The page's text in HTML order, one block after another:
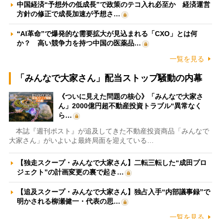
中国経済“予想外の低成長”で政策のテコ入れ必至か 経済運営
方針の修正で成長加速が予想さ…
“AI革命”で爆発的な需要拡大が見込まれる「CXO」とは何
か？ 高い競争力を持つ中国の医薬品…
一覧を見る
「みんなで大家さん」配当ストップ騒動の内幕
《ついに見えた問題の核心》「みんなで大家さ
ん」2000億円超不動産投資トラブル“異常なく
ら…
本誌『週刊ポスト』が追及してきた不動産投資商品「みんなで
大家さん」がいよいよ最終局面を迎えている…
【独走スクープ・みんなで大家さん】二転三転した“成田プロ
ジェクト”の計画変更の裏で起き…
【追及スクープ・みんなで大家さん】独占入手“内部議事録”で
明かされる柳瀬健一・代表の思…
一覧を見る